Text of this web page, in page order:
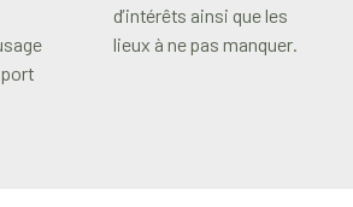
d’intérêts ainsi que les
lieux à ne pas manquer.